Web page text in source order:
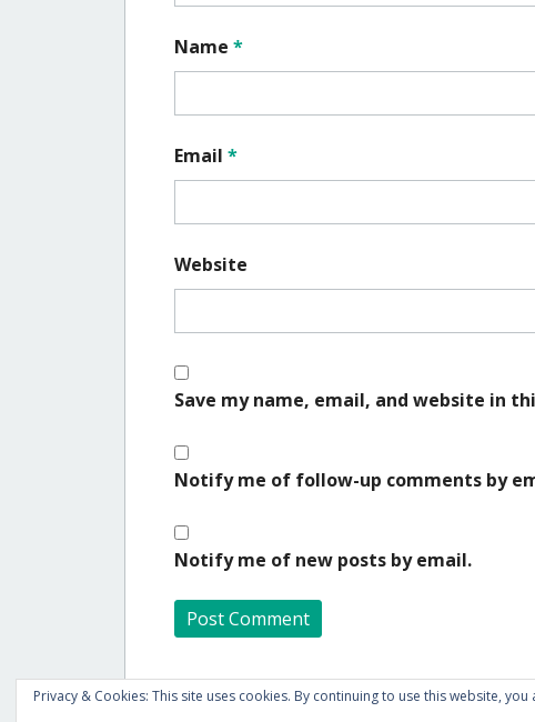
Name *
Email *
Website
Save my name, email, and website in
Notify me of follow-up comments by
Notify me of new posts by email.
A
l
Privacy & Cookies: This site uses cookies. By continuing to use this website, you